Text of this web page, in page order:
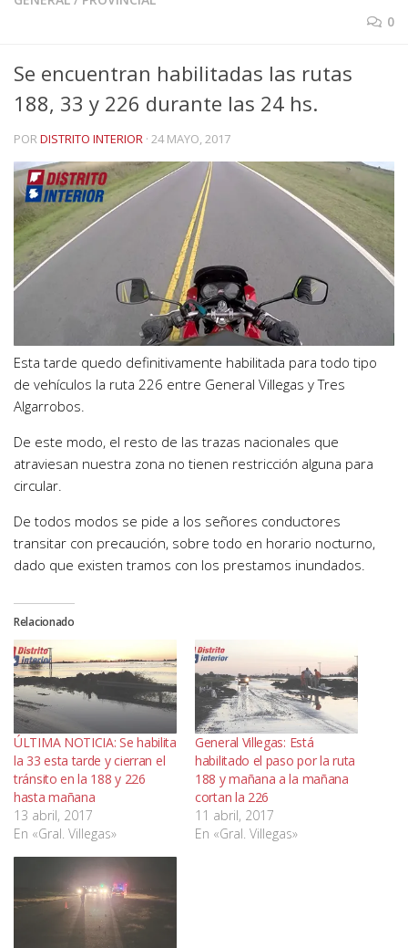
0
Se encuentran habilitadas las rutas
188, 33 y 226 durante las 24 hs.
PORDISTRITO INTERIOR · 24 MAYO, 2017
Esta tarde quedo definitivamente habilitada para todo tipo
de vehículos la ruta 226 entre General Villegas y Tres
Algarrobos.
De este modo, el resto de las trazas nacionales que
atraviesan nuestra zona no tienen restricción alguna para
circular.
De todos modos se pide a los señores conductores
transitar con precaución, sobre todo en horario nocturno,
dado que existen tramos con los prestamos inundados.
Relacionado
ÚLTIMA NOTICIA: Se habilita
la 33 esta tarde y cierran el
tránsito en la 188 y 226
hasta mañana
13 abril, 2017
En «Gral. Villegas»
General Villegas: Está
habilitado el paso por la ruta
188 y mañana a la mañana
cortan la 226
11 abril, 2017
En «Gral. Villegas»